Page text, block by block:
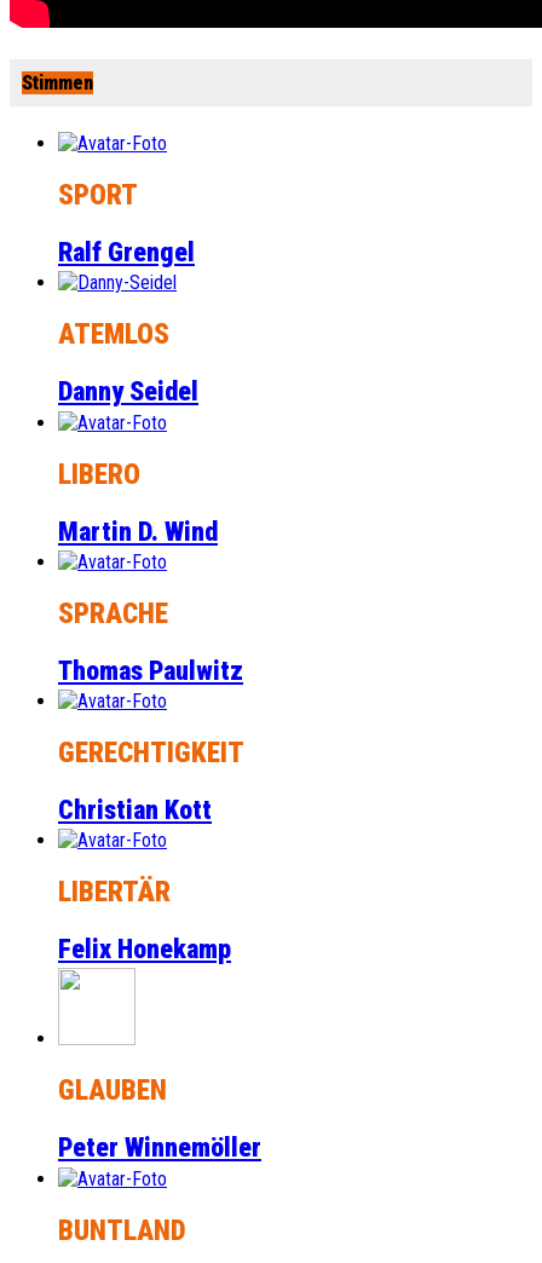
Stimmen
SPORT
Ralf Grengel
ATEMLOS
Danny Seidel
LIBERO
Martin D. Wind
SPRACHE
Thomas Paulwitz
GERECHTIGKEIT
Christian Kott
LIBERTÄR
Felix Honekamp
GLAUBEN
Peter Winnemöller
BUNTLAND